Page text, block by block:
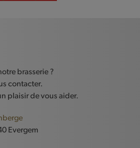
brasserie ?
contacter.
plaisir de vous aider.
Evergem